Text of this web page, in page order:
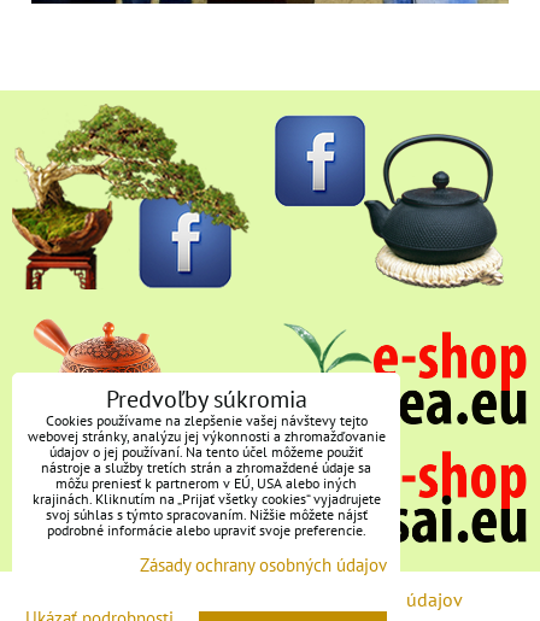
Zásady ochrany osobných údajov
Predvoľby súkromia
Cookies používame na zlepšenie vašej návštevy tejto
webovej stránky, analýzu jej výkonnosti a zhromažďovanie
údajov o jej používaní. Na tento účel môžeme použiť
nástroje a služby tretích strán a zhromaždené údaje sa
môžu preniesť k partnerom v EÚ, USA alebo iných
krajinách. Kliknutím na „Prijať všetky cookies“ vyjadrujete
svoj súhlas s týmto spracovaním. Nižšie môžete nájsť
podrobné informácie alebo upraviť svoje preferencie.
Zásady ochrany osobných údajov